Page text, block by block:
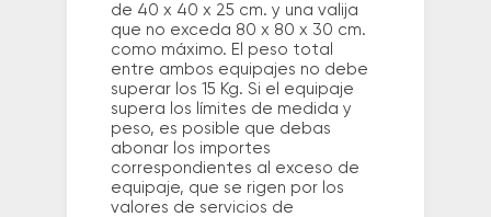
de 40 x 40 x 25 cm. y una valija
que no exceda 80 x 80 x 30 cm.
como máximo. El peso total
entre ambos equipajes no debe
superar los 15 Kg. Si el equipaje
supera los límites de medida y
peso, es posible que debas
abonar los importes
correspondientes al exceso de
equipaje, que se rigen por los
valores de servicios de